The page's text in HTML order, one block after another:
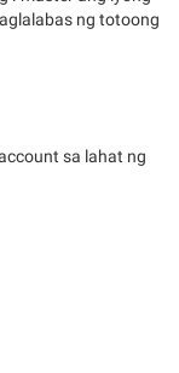
ng totoong
sa lahat ng